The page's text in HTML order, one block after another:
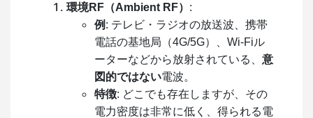
環境RF（Ambient RF） :
例 : テレビ・ラジオの放送波、携帯
電話の基地局（4G/5G）、Wi-Fiル
ーターなどから放射されている、 意
図的ではない電波。
特徴: どこでも存在しますが、その
電力密度は非常に低く、得られる電